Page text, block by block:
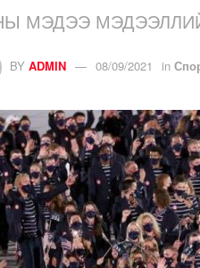
МЭДЭЭ
BY ADMIN 08/09/2021 in